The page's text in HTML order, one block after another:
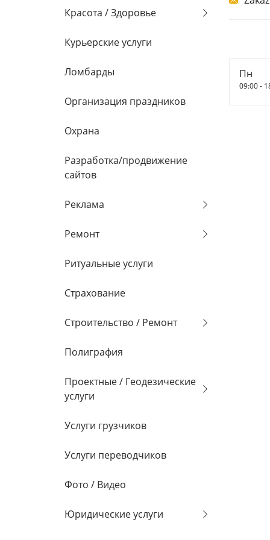
Красота / Здоровье
Курьерские услуги
Ломбарды
Организация праздников
Охрана
Разработка/продвижение
сайтов
Реклама
Ремонт
Ритуальные услуги
Страхование
Строительство / Ремонт
Полиграфия
Проектные / Геодезические
услуги
Услуги грузчиков
Услуги переводчиков
Фото / Видео
Юридические услуги
Пн
09:00 -